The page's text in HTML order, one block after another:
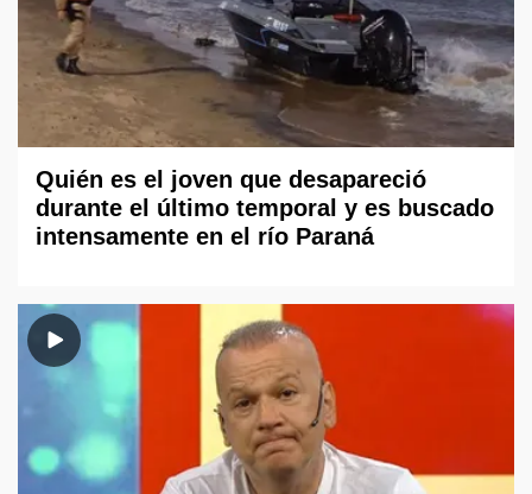
Quién es el joven que desapareció
durante el último temporal y es buscado
intensamente en el río Paraná